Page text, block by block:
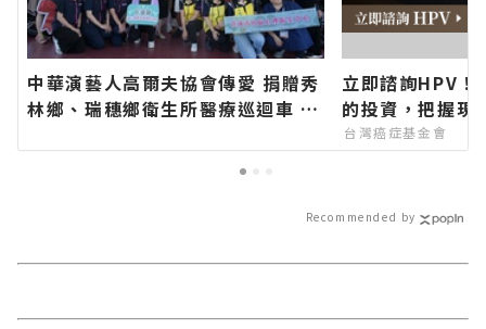
中華演藝人高爾夫協會傳愛 捐贈秀
林鄉、瑞穗鄉衛生所醫療巡迴車 縣
立即諮詢HPV！
的投資，把握現
台灣癌症基金會
Recommended by